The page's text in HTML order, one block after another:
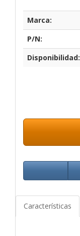
Marca:
P/N:
Disponibilidad:
Características